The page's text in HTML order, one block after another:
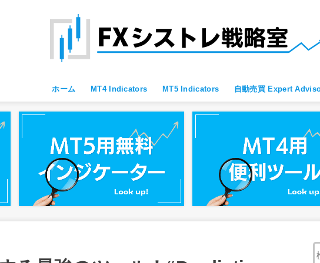
ホーム MT4 Indicators
MT4 すべて
MT4 便利ツール
MT4 Oscillator
MT4 Moving Average
MT4 Fibonacci
MT4 Bollinger Bands
MT4 レジサポ・トレンドライン
MT4 ブレイクアウト向け
MT4 スキャルピング向け
MT4 通貨強弱
MT4 プライスアクション向け
MT5 Indicators 自動売買 Expert